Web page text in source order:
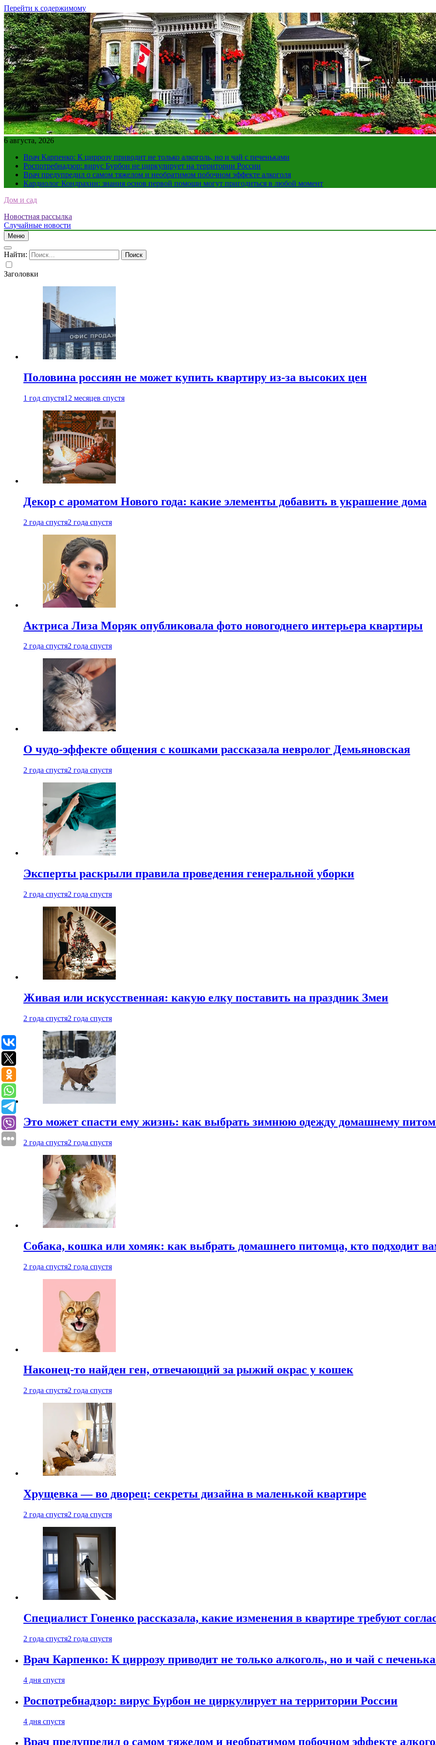
Перейти к содержимому
6 августа, 2026
Врач Карпенко: К циррозу приводит не только алкоголь, но и чай с печеньками
Роспотребнадзор: вирус Бурбон не циркулирует на территории России
Врач предупредил о самом тяжелом и необратимом побочном эффекте алкоголя
Кардиолог Кондрахин: знания основ первой помощи могут пригодиться в любой момент
Дом и сад
Новостная рассылка
Случайные новости
Меню
Найти:
Заголовки
Половина россиян не может купить квартиру из-за высоких цен
1 год спустя12 месяцев спустя
Декор с ароматом Нового года: какие элементы добавить в украшение дома
2 года спустя2 года спустя
Актриса Лиза Моряк опубликовала фото новогоднего интерьера квартиры
2 года спустя2 года спустя
О чудо-эффекте общения с кошками рассказала невролог Демьяновская
2 года спустя2 года спустя
Эксперты раскрыли правила проведения генеральной уборки
2 года спустя2 года спустя
Живая или искусственная: какую елку поставить на праздник Змеи
2 года спустя2 года спустя
Это может спасти ему жизнь: как выбрать зимнюю одежду домашнему
2 года спустя2 года спустя
Собака, кошка или хомяк: как выбрать домашнего питомца, кто подходит
2 года спустя2 года спустя
Наконец-то найден ген, отвечающий за рыжий окрас у кошек
2 года спустя2 года спустя
Хрущевка — во дворец: секреты дизайна в маленькой квартире
2 года спустя2 года спустя
Специалист Гоненко рассказала, какие изменения в квартире требуют
2 года спустя2 года спустя
Врач Карпенко: К циррозу приводит не только алкоголь, но и чай с
4 дня спустя
Роспотребнадзор: вирус Бурбон не циркулирует на территории России
4 дня спустя
Врач предупредил о самом тяжелом и необратимом побочном эффекте